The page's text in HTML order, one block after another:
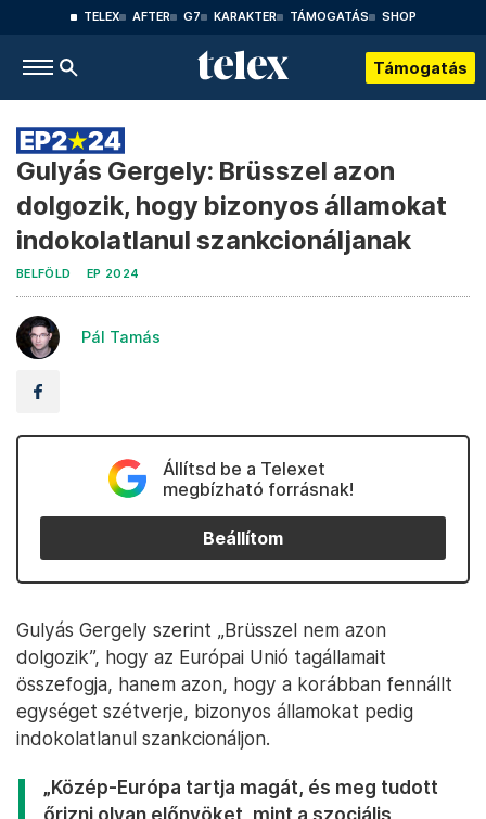
TELEX AFTER G7 KARAKTER TÁMOGATÁS SHOP
Támogatás
Gulyás Gergely: Brüsszel azon
dolgozik, hogy bizonyos államokat
indokolatlanul szankcionáljanak
BELFÖLD EP 2024
Pál Tamás
Állítsd be a Telexet
megbízható forrásnak!
Beállítom
Gulyás Gergely szerint „Brüsszel nem azon
dolgozik”, hogy az Európai Unió tagállamait
összefogja, hanem azon, hogy a korábban fennállt
egységet szétverje, bizonyos államokat pedig
indokolatlanul szankcionáljon.
„Közép-Európa tartja magát, és meg tudott
őrizni olyan előnyöket, mint a szociális